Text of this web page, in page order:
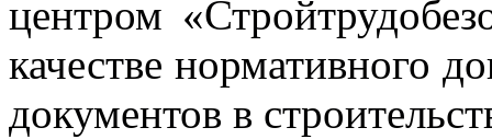
центром
качестве нормативного
документов в